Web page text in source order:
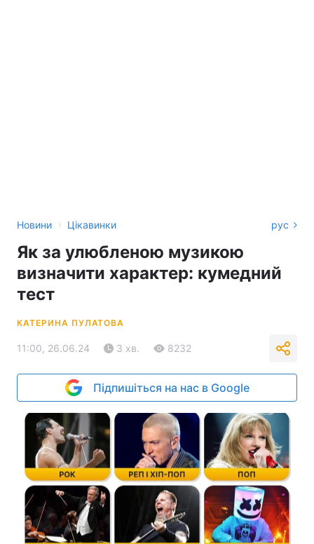
Новини › Цікавинки рус
Як за улюбленою музикою
визначити характер: кумедний
тест
КАТЕРИНА ПУЛАТОВА
11:00, 26.06.24 3 хв. 8232
Підпишіться на нас в Google